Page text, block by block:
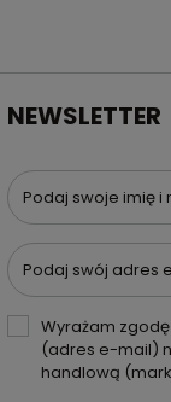
NEWSLETTER
Podaj swoje imię i
Podaj swój adres
Wyrażam
(adres e-mail)
handlową